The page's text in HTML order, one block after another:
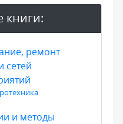
книги:
ремонт
сетей
и методы